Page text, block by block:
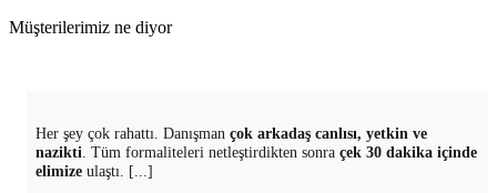
Müşterilerimiz ne diyor
Her şey çok rahattı. Danışman çok arkadaş canlısı, yetkin ve
nazikti. Tüm formaliteleri netleştirdikten sonra çek 30 dakika içinde
elimize ulaştı. [...]